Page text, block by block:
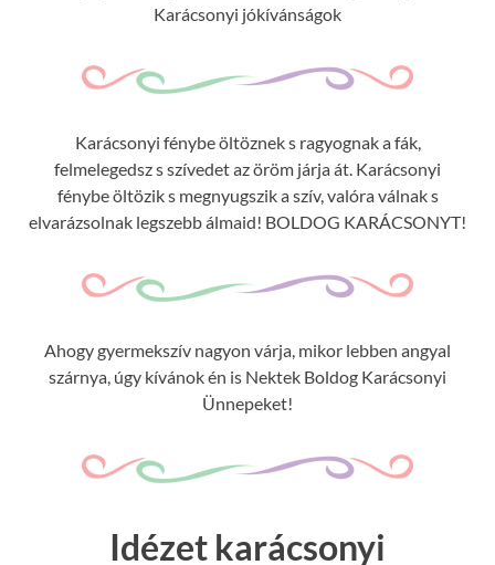
Karácsonyi jókívánságok
Karácsonyi fénybe öltöznek s ragyognak a fák,
felmelegedsz s szívedet az öröm járja át. Karácsonyi
fénybe öltözik s megnyugszik a szív, valóra válnak s
elvarázsolnak legszebb álmaid! BOLDOG KARÁCSONYT!
Ahogy gyermekszív nagyon várja, mikor lebben angyal
szárnya, úgy kívánok én is Nektek Boldog Karácsonyi
Ünnepeket!
Idézet karácsonyi